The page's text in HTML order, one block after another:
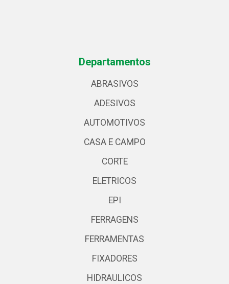
Departamentos
ABRASIVOS
ADESIVOS
AUTOMOTIVOS
CASA E CAMPO
CORTE
ELETRICOS
EPI
FERRAGENS
FERRAMENTAS
FIXADORES
HIDRAULICOS